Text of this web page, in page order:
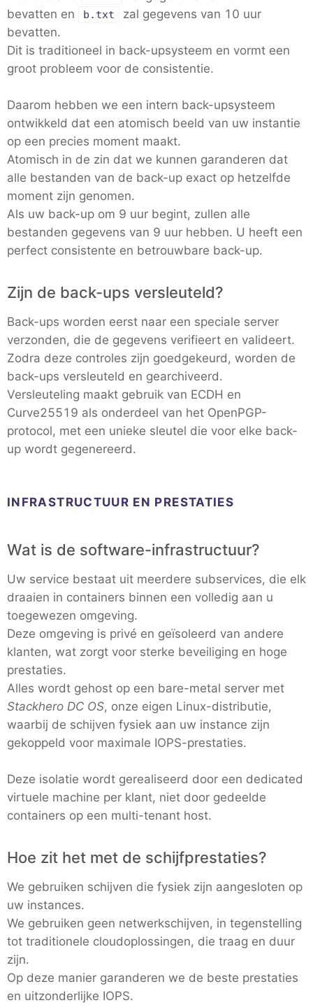
bevatten en
b.txt
zal gegevens van 10 uur
bevatten.
Dit is traditioneel in back-upsysteem en vormt een
groot probleem voor de consistentie.
Daarom hebben we een intern back-upsysteem
ontwikkeld dat een atomisch beeld van uw instantie
op een precies moment maakt.
Atomisch in de zin dat we kunnen garanderen dat
alle bestanden van de back-up exact op hetzelfde
moment zijn genomen.
Als uw back-up om 9 uur begint, zullen alle
bestanden gegevens van 9 uur hebben. U heeft een
perfect consistente en betrouwbare back-up.
Zijn de back-ups versleuteld?
Back-ups worden eerst naar een speciale server
verzonden, die de gegevens verifieert en valideert.
Zodra deze controles zijn goedgekeurd, worden de
back-ups versleuteld en gearchiveerd.
Versleuteling maakt gebruik van ECDH en
Curve25519 als onderdeel van het OpenPGP-
protocol, met een unieke sleutel die voor elke back-
up wordt gegenereerd.
INFRASTRUCTUUR EN PRESTATIES
Wat is de software-infrastructuur?
Uw service bestaat uit meerdere subservices, die elk
draaien in containers binnen een volledig aan u
toegewezen omgeving.
Deze omgeving is privé en geïsoleerd van andere
klanten, wat zorgt voor sterke beveiliging en hoge
prestaties.
Alles wordt gehost op een bare-metal server met
Stackhero DC OS, onze eigen Linux-distributie,
waarbij de schijven fysiek aan uw instance zijn
gekoppeld voor maximale IOPS-prestaties.
Deze isolatie wordt gerealiseerd door een dedicated
virtuele machine per klant, niet door gedeelde
containers op een multi-tenant host.
Hoe zit het met de schijfprestaties?
We gebruiken schijven die fysiek zijn aangesloten op
uw instances.
We gebruiken geen netwerkschijven, in tegenstelling
tot traditionele cloudoplossingen, die traag en duur
zijn.
Op deze manier garanderen we de beste prestaties
en uitzonderlijke IOPS.